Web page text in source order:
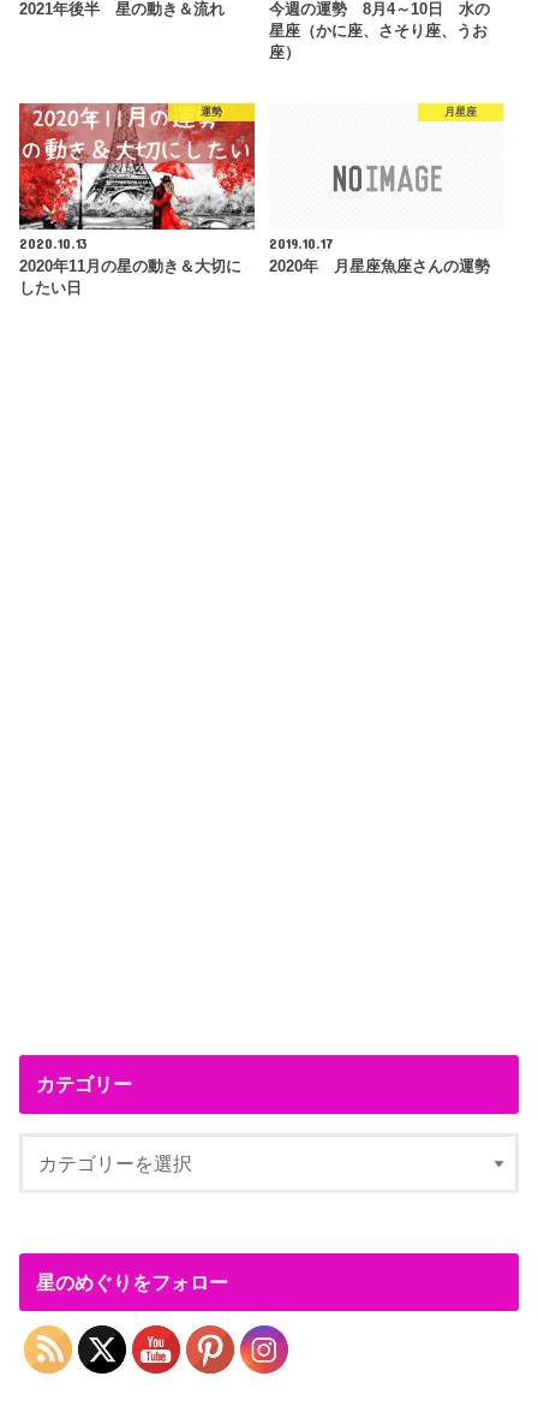
2021年後半 星の動き＆流れ
今週の運勢 8月4～10日 水の
星座（かに座、さそり座、うお
座）
運勢
2020.10.13
2020年11月の星の動き＆大切に
したい日
月星座
2019.10.17
2020年 月星座魚座さんの運勢
カテゴリー
星のめぐりをフォロー